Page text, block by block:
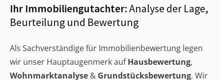
Ihr Immobiliengutachter:Analyse der Lage,
Beurteilung und Bewertung
Als Sachverständige für Immobilienbewertung legen
wir unser Hauptaugenmerk aufHausbewertung,
Wohnmarktanalyse & Grundstücksbewertung. Wir